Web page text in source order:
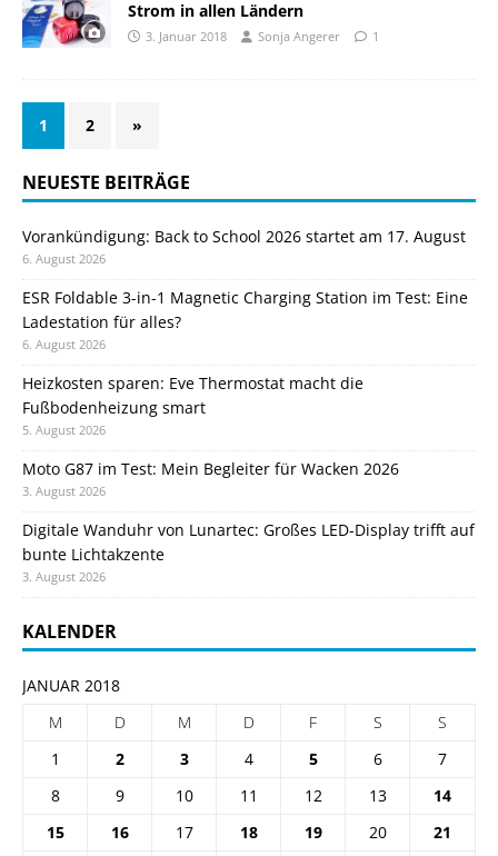
Strom in allen Ländern
3. Januar 2018 Sonja Angerer 1
1 2 »
NEUESTE BEITRÄGE
Vorankündigung: Back to School 2026 startet am 17. August
6. August 2026
ESR Foldable 3-in-1 Magnetic Charging Station im Test: Eine
Ladestation für alles?
6. August 2026
Heizkosten sparen: Eve Thermostat macht die
Fußbodenheizung smart
5. August 2026
Moto G87 im Test: Mein Begleiter für Wacken 2026
3. August 2026
Digitale Wanduhr von Lunartec: Großes LED-Display trifft auf
bunte Lichtakzente
3. August 2026
KALENDER
JANUAR 2018
M
D M D F S
S
1
2 3 4 5 6
7
8
9 10 11 12 13
14
15
16 17 18 19 20 21